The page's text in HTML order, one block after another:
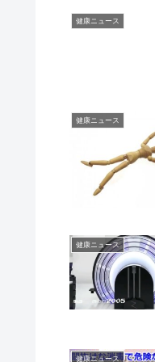
健康ニュース
健康ニュース
健康ニュース
健康ニュース